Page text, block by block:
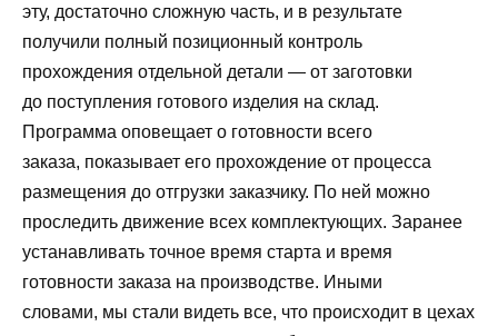
эту, достаточно сложную часть, и в результате
получили полный позиционный контроль
прохождения отдельной детали — от заготовки
до поступления готового изделия на склад.
Программа оповещает о готовности всего
заказа, показывает его прохождение от процесса
размещения до отгрузки заказчику. По ней можно
проследить движение всех комплектующих. Заранее
устанавливать точное время старта и время
готовности заказа на производстве. Иными
словами, мы стали видеть все, что происходит в цехах